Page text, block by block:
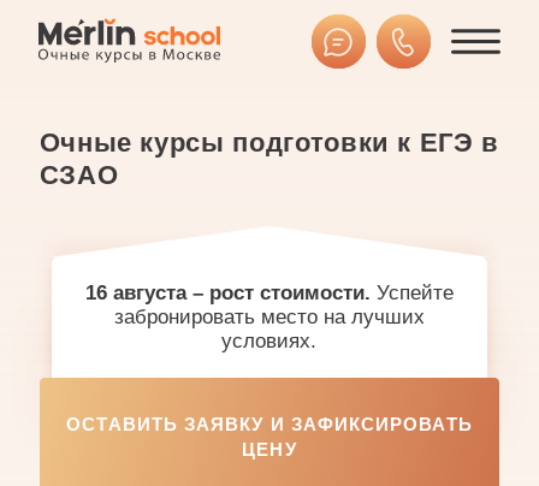
Очные курсы подготовки к ЕГЭ в
СЗАО
16 августа – рост стоимости. Успейте
забронировать место на лучших
условиях.
ОСТАВИТЬ ЗАЯВКУ И ЗАФИКСИРОВАТЬ
ЦЕНУ
80+
баллов